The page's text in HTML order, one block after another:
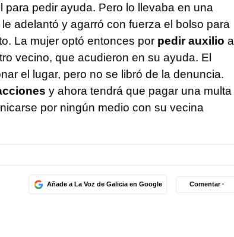
para pedir ayuda. Pero lo llevaba en una
adelantó y agarró con fuerza el bolso para
La mujer optó entonces por pedir auxilio a
vecino, que acudieron en su ayuda. El
el lugar, pero no se libró de la denuncia.
y ahora tendrá que pagar una multa
por ningún medio con su vecina
Añade a La Voz de Galicia en Google Comentar ·